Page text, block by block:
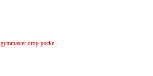
gymmaster drop-pocke...